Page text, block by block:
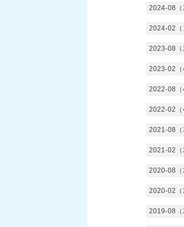
2024-08（
2024-02（
2023-08（
2023-02（
2022-08（
2022-02（
2021-08（
2021-02（
2020-08（
2020-02（
2019-08（